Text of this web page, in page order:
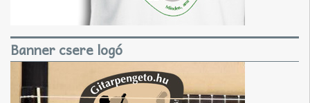
Banner csere logó